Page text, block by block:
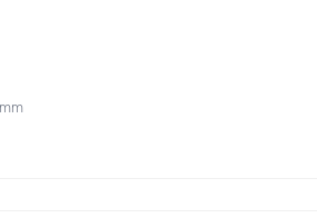
ved bruk av skiltholdere, for eksempel til
selvheftende teip beregnet for skap- og